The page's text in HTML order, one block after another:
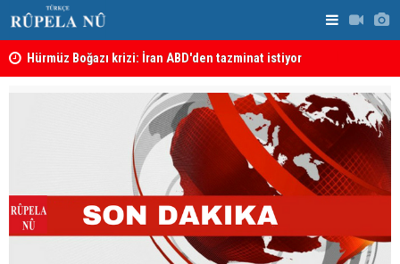
Hürmüz Boğazı krizi: İran ABD'den tazminat istiyor